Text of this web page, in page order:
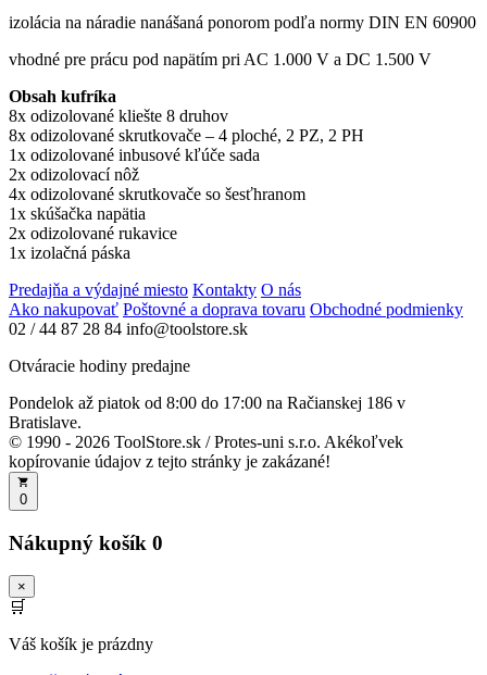
izolácia na náradie nanášaná ponorom podľa normy DIN EN 60900
vhodné pre prácu pod napätím pri AC 1.000 V a DC 1.500 V
Obsah kufríka
8x odizolované kliešte 8 druhov
8x odizolované skrutkovače – 4 ploché, 2 PZ, 2 PH
1x odizolované inbusové kľúče sada
2x odizolovací nôž
4x odizolované skrutkovače so šesťhranom
1x skúšačka napätia
2x odizolované rukavice
1x izolačná páska
Predajňa a výdajné miesto Kontakty O nás
Ako nakupovať Poštovné a doprava tovaru Obchodné podmienky
02 / 44 87 28 84 info@toolstore.sk
Otváracie hodiny predajne
Pondelok až piatok od 8:00 do 17:00 na Račianskej 186 v
Bratislave.
© 1990 - 2026 ToolStore.sk / Protes-uni s.r.o. Akékoľvek
kopírovanie údajov z tejto stránky je zakázané!
0
Nákupný košík 0
×
🛒
Váš košík je prázdny